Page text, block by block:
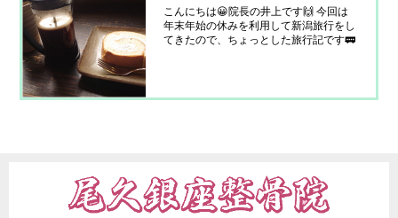
こんにちは😀院長の井上です🙌 今回は
年末年始の休みを利用して新潟旅行をし
てきたので、ちょっとした旅行記です🚃
す！ まずは新幹線で越後湯沢駅に向か